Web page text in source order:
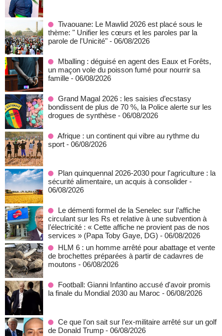
Tivaouane: Le Mawlid 2026 est placé sous le
thème: " Unifier les cœurs et les paroles par la
parole de l'Unicité" - 06/08/2026
Mballing : déguisé en agent des Eaux et Forêts,
un maçon vole du poisson fumé pour nourrir sa
famille - 06/08/2026
Grand Magal 2026 : les saisies d’ecstasy
bondissent de plus de 70 %, la Police alerte sur les
drogues de synthèse - 06/08/2026
Afrique : un continent qui vibre au rythme du
sport - 06/08/2026
Plan quinquennal 2026-2030 pour l'agriculture : la
sécurité alimentaire, un acquis à consolider -
06/08/2026
Le démenti formel de la Senelec sur l’affiche
circulant sur les Rs et relative à une subvention à
l’électricité : « Cette affiche ne provient pas de nos
services » (Papa Toby Gaye, DG) - 06/08/2026
HLM 6 : un homme arrêté pour abattage et vente
de brochettes préparées à partir de cadavres de
moutons - 06/08/2026
Football: Gianni Infantino accusé d'avoir promis
la finale du Mondial 2030 au Maroc - 06/08/2026
Ce que l’on sait sur l’ex-militaire arrêté sur un golf
de Donald Trump - 06/08/2026